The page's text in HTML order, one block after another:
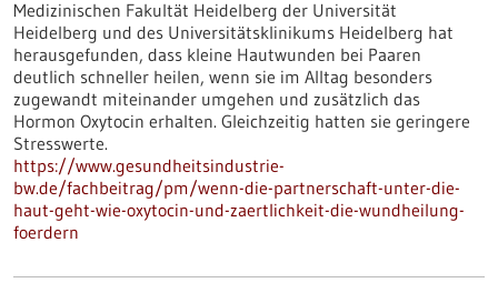
Medizinischen Fakultät Heidelberg der Universität
Heidelberg und des Universitätsklinikums Heidelberg hat
herausgefunden, dass kleine Hautwunden bei Paaren
deutlich schneller heilen, wenn sie im Alltag besonders
zugewandt miteinander umgehen und zusätzlich das
Hormon Oxytocin erhalten. Gleichzeitig hatten sie geringere
Stresswerte.
https://www.gesundheitsindustrie-
bw.de/fachbeitrag/pm/wenn-die-partnerschaft-unter-die-
haut-geht-wie-oxytocin-und-zaertlichkeit-die-wundheilung-
foerdern